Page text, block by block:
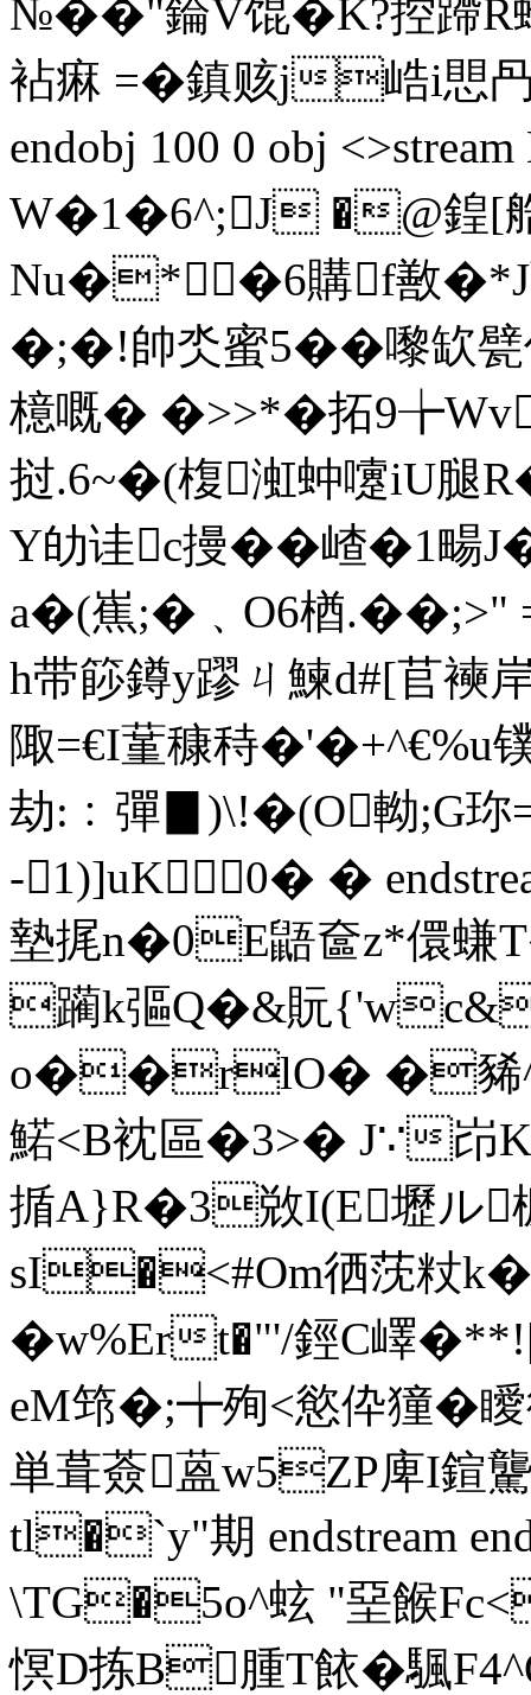
№��"錀V馄�K?控蹛R
袩痳 =�鎮赅j峼i愳冎
endobj 100 0 obj
W�1�6^;J �@鍠[艁
Nu�* �6購f敾�*J
�;�!帥氼蜜5��嚟缼
檍嘅� �>>*�拓
挝.6~�(椱渱蚛嚔iU腿
Y劰诖c摱�� 嵖�1
a�(嶣;�﹑O6楢
h带篎鐏y蹘ㄐ鰊d#[苢
陬=€I蓳穅秲�'�+^€%u
劫:﹕彈▊)\!�(O軪;G
-1)]uK0� �
墊捤n�0E鼯奩z*儇
躏k彄Q�&貦
o��rlO� �豨^
鰙<B衴區�3>� J∵
揗A}R�3敚I(E壢ル
sI�<#Om徆莐粀
�w%Ert�"'/鋞C嶧
eM筇�;╈殉<慾伜獞�
単 葺薟蒕w5ZP庳I鍹
tl�`y"期 endstream
\TG�5o^蚿 "堊餱
慏D拣B腫T餏�颿